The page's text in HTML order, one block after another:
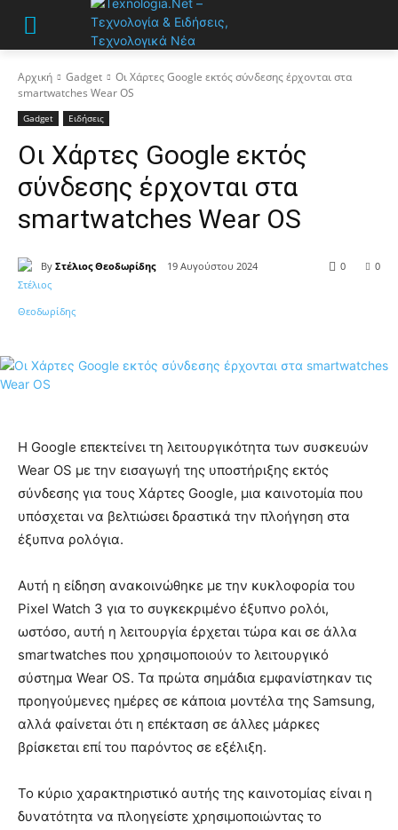
Αρχική Gadget
Οι Χάρτες Google εκτός σύνδεσης έρχονται στα
smartwatches Wear OS
Gadget Ειδήσεις
Οι Χάρτες Google εκτός
σύνδεσης έρχονται στα
smartwatches Wear OS
By Στέλιος Θεοδωρίδης 19 Αυγούστου 2024 0
0
Η Google επεκτείνει τη λειτουργικότητα των συσκευών
Wear OS με την εισαγωγή της υποστήριξης εκτός
σύνδεσης για τους Χάρτες Google, μια καινοτομία που
υπόσχεται να βελτιώσει δραστικά την πλοήγηση στα
έξυπνα ρολόγια.
Αυτή η είδηση ανακοινώθηκε με την κυκλοφορία του
Pixel Watch 3 για το συγκεκριμένο έξυπνο ρολόι,
ωστόσο, αυτή η λειτουργία έρχεται τώρα και σε άλλα
smartwatches που χρησιμοποιούν το λειτουργικό
σύστημα Wear OS. Τα πρώτα σημάδια εμφανίστηκαν τις
προηγούμενες ημέρες σε κάποια μοντέλα της Samsung,
αλλά φαίνεται ότι η επέκταση σε άλλες μάρκες
βρίσκεται επί του παρόντος σε εξέλιξη.
Το κύριο χαρακτηριστικό αυτής της καινοτομίας είναι η
δυνατότητα να πλοηγείστε χρησιμοποιώντας το